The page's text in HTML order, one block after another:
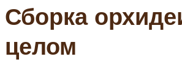
Сборка
целом